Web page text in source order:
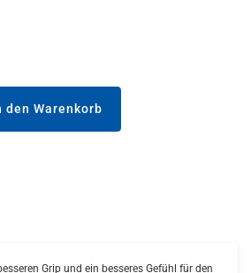
den Warenkorb
Grip und ein besseres Gefühl für den